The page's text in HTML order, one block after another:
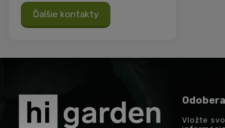
Ďalšie kontakty
Vložte